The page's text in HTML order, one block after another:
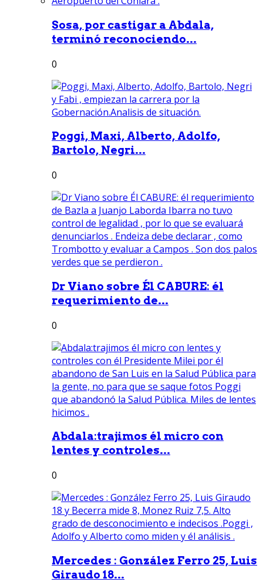
Sosa, por castigar a Abdala,
terminó reconociendo...
0
Poggi, Maxi, Alberto, Adolfo,
Bartolo, Negri...
0
Dr Viano sobre Él CABURE: él
requerimiento de...
0
Abdala:trajimos él micro con
lentes y controles...
0
Mercedes : González Ferro 25, Luis
Giraudo 18...